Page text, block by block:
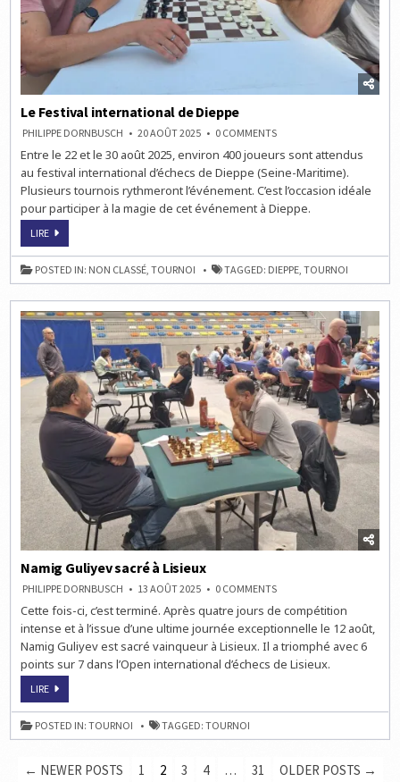
Le Festival international de Dieppe
PHILIPPE DORNBUSCH 20 AOÛT 2025 0 COMMENTSON
FESTIVAL
DIEPPE
Entre le 22 et le 30 août 2025, environ 400 joueurs sont attendus
au festival international d’échecs de Dieppe (Seine-Maritime).
Plusieurs tournois rythmeront l’événement. C’est l’occasion idéale
pour participer à la magie de cet événement à Dieppe.
LIRELE
INTERNATIONAL DE
DIEPPE
POSTED IN: NON CLASSÉ ,TOURNOI TAGGED: DIEPPE ,TOURNOI
Namig Guliyev sacré à Lisieux
PHILIPPE DORNBUSCH 13 AOÛT 2025 0 COMMENTSON
GULIYEV
SACRÉ
À
LISIEUX
Cette fois-ci, c’est terminé. Après quatre jours de compétition
intense et à l’issue d’une ultime journée exceptionnelle le 12 août,
Namig Guliyev est sacré vainqueur à Lisieux. Il a triomphé avec 6
points sur 7 dans l’Open international d’échecs de Lisieux.
LIRENAMIG
SACRÉ
À
LISIEUX
POSTED IN:TOURNOI TAGGED:TOURNOI
PAGINATION
← NEWER POSTS 1 2 3 4 … 31 OLDER POSTS →